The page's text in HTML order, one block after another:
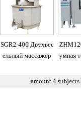
SGR2-400 Двухвес
ельный массажёр
умная
amount 4subjects